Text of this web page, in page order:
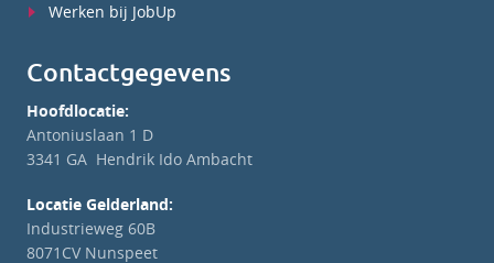
Werken bij JobUp
Contactgegevens
Hoofdlocatie:
Antoniuslaan 1 D
3341 GA Hendrik Ido Ambacht
Locatie Gelderland:
Industrieweg 60B
8071CV Nunspeet